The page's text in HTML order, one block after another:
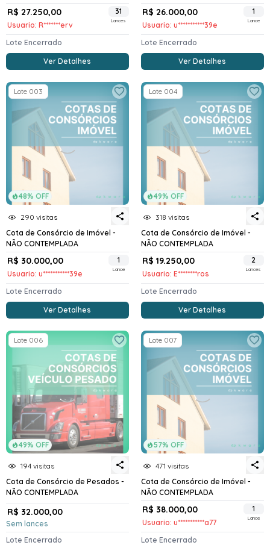
R$ 27.250,00
Usuario: R*******erv
31
Lances
Lote Encerrado
Ver Detalhes
R$ 26.000,00
Usuario: u***********39e
1
Lance
Lote Encerrado
Ver Detalhes
48% OFF
Lote 003
290 visitas
Cota de Consórcio de Imóvel -
NÃO CONTEMPLADA
R$ 30.000,00
Usuario: u***********39e
1
Lance
Lote Encerrado
Ver Detalhes
49% OFF
Lote 004
318 visitas
Cota de Consórcio de Imóvel -
NÃO CONTEMPLADA
R$ 19.250,00
Usuario: E********ros
2
Lances
Lote Encerrado
Ver Detalhes
49% OFF
Lote 006
194 visitas
Cota de Consórcio de Pesados -
NÃO CONTEMPLADA
R$ 32.000,00
Sem lances
Lote Encerrado
57% OFF
Lote 007
471 visitas
Cota de Consórcio de Imóvel -
NÃO CONTEMPLADA
R$ 38.000,00
Usuario: u***********a77
1
Lance
Lote Encerrado